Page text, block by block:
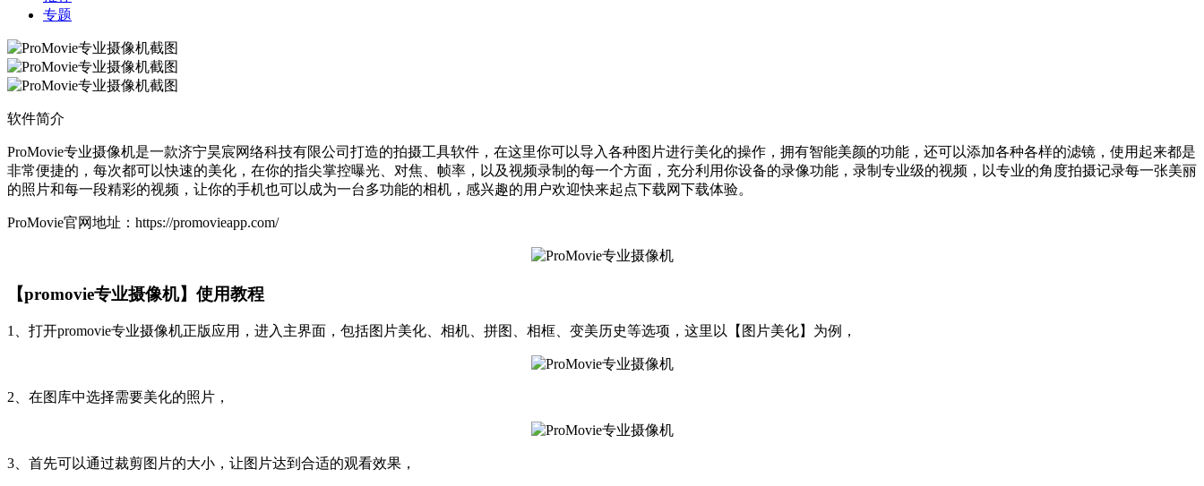
专题
软件简介
ProMovie专业摄像机是一款济宁昊宸网络科技有限公司打造的拍摄工具软件，在这里你可以导入各种图片进行美化的操作，拥有智能美颜的功能，还可以添加各种各样的滤镜，使用起来都是
非常便捷的，每次都可以快速的美化，在你的指尖掌控曝光、对焦、帧率，以及视频录制的每一个方面，充分利用你设备的录像功能，录制专业级的视频，以专业的角度拍摄记录每一张美丽
的照片和每一段精彩的视频，让你的手机也可以成为一台多功能的相机，感兴趣的用户欢迎快来起点下载网下载体验。
ProMovie官网地址：https://promovieapp.com/
【promovie专业摄像机】使用教程
1、打开promovie专业摄像机正版应用，进入主界面，包括图片美化、相机、拼图、相框、变美历史等选项，这里以【图片美化】为例，
2、在图库中选择需要美化的照片，
3、首先可以通过裁剪图片的大小，让图片达到合适的观看效果，